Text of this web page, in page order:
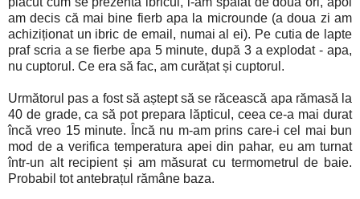
am decis că mai bine fierb apa la microunde (a doua zi am
achiziționat un ibric de email, numai al ei). Pe cutia de lapte
praf scria a se fierbe apa 5 minute, după 3 a explodat - apa,
nu cuptorul. Ce era să fac, am curățat și cuptorul.
Următorul pas a fost să aștept să se răcească apa rămasă la
40 de grade, ca să pot prepara lăpticul, ceea ce-a mai durat
încă vreo 15 minute. Încă nu m-am prins care-i cel mai bun
mod de a verifica temperatura apei din pahar, eu am turnat
într-un alt recipient și am măsurat cu termometrul de baie.
Probabil tot antebrațul rămâne baza.